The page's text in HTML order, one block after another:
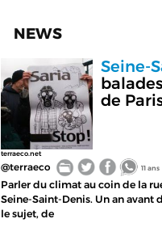
NEWS
terraeco.net
Seine-
de
@terraeco 11 ans
Parler du climat au coin de la
Seine-Saint-Denis. Un an
le sujet, de